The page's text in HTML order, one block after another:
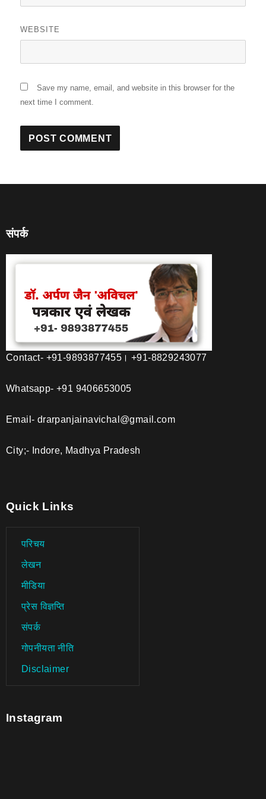
WEBSITE
Save my name, email, and website in this browser for the
next time I comment.
संपर्क
Contact- +91-9893877455। +91-8829243077
Whatsapp- +91 9406653005
Email- drarpanjainavichal@gmail.com
City;- Indore, Madhya Pradesh
Quick Links
परिचय
लेखन
मीडिया
प्रेस विज्ञप्ति
संपर्क
गोपनीयता नीति
Disclaimer
Instagram